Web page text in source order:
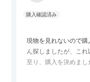
現物を見れないので
ん探しましたが、こ
至り、購入を決めま